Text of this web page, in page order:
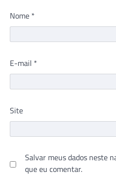
Nome *
E-mail *
Site
Salvar meus dados neste
que eu comentar.